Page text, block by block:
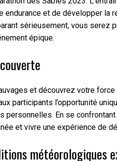
endurance et de développer
sérieusement, vous
épique.
et découvrez votre
participants l’opportunité
personnelles. En se
et vivre une expérience de
météorologiques